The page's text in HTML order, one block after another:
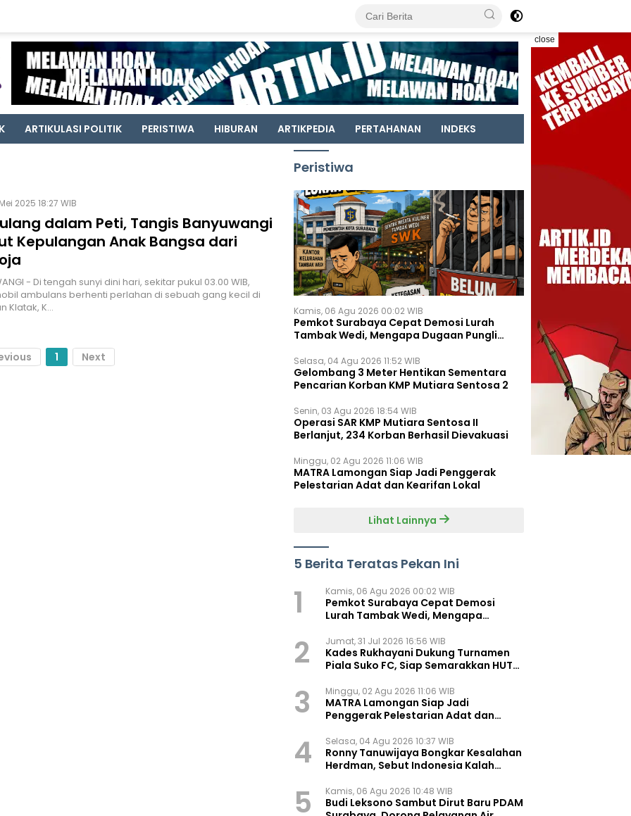
close
ARTIKULASI POLITIK PERISTIWA HIBURAN ARTIKPEDIA PERTAHANAN INDEKS
2025 18:27 WIB
dalam Peti, Tangis Banyuwangi
Kepulangan Anak Bangsa dari
- Di tengah sunyi dini hari, sekitar pukul 03.00 WIB,
ambulans berhenti perlahan di sebuah gang kecil di
Klatak, K…
1 Next
Peristiwa
Kamis, 06 Agu 2026 00:02 WIB
Pemkot Surabaya Cepat Demosi Lurah
Tambak Wedi, Mengapa Dugaan Pungli
Selasa, 04 Agu 2026 11:52 WIB
Gelombang 3 Meter Hentikan Sementara
Pencarian Korban KMP Mutiara Sentosa 2
Senin, 03 Agu 2026 18:54 WIB
Operasi SAR KMP Mutiara Sentosa II
Berlanjut, 234 Korban Berhasil Dievakuasi
Minggu, 02 Agu 2026 11:06 WIB
MATRA Lamongan Siap Jadi Penggerak
Pelestarian Adat dan Kearifan Lokal
Lihat Lainnya
5 Berita Teratas Pekan Ini
1 Kamis, 06 Agu 2026 00:02 WIB
Pemkot Surabaya Cepat Demosi
Lurah Tambak Wedi, Mengapa
2 Jumat, 31 Jul 2026 16:56 WIB
Kades Rukhayani Dukung Turnamen
Piala Suko FC, Siap Semarakkan HUT
3 Minggu, 02 Agu 2026 11:06 WIB
MATRA Lamongan Siap Jadi
Penggerak Pelestarian Adat dan
4 Selasa, 04 Agu 2026 10:37 WIB
Ronny Tanuwijaya Bongkar Kesalahan
Herdman, Sebut Indonesia Kalah
5 Kamis, 06 Agu 2026 10:48 WIB
Budi Leksono Sambut Dirut Baru PDAM